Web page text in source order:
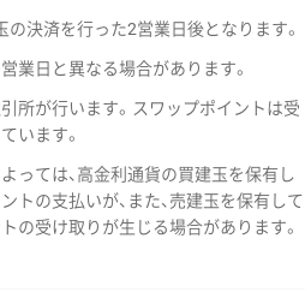
の決済を行った2営業日後となります。
業日と異なる場合があります。
所が行います。スワップポイントは受
います。
っては、高金利通貨の買建玉を保有し
トの支払いが、また、売建玉を保有して
の受け取りが生じる場合があります。